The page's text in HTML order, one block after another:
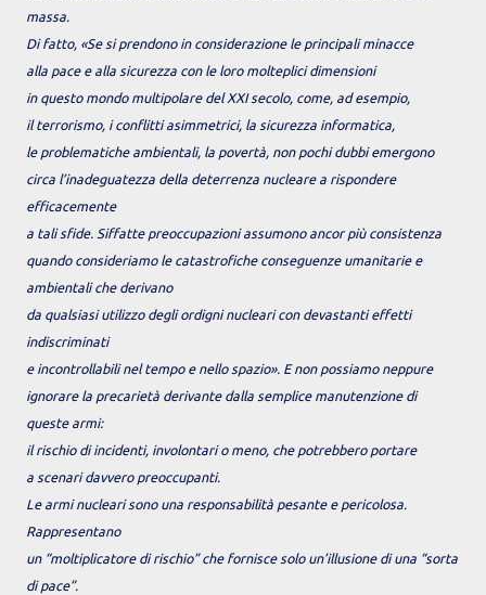
massa.
Di fatto, «Se si prendono in considerazione le principali minacce
alla pace e alla sicurezza con le loro molteplici dimensioni
in questo mondo multipolare del XXI secolo, come, ad esempio,
il terrorismo, i conflitti asimmetrici, la sicurezza informatica,
le problematiche ambientali, la povertà, non pochi dubbi emergono
circa l’inadeguatezza della deterrenza nucleare a rispondere
efficacemente
a tali sfide. Siffatte preoccupazioni assumono ancor più consistenza
quando consideriamo le catastrofiche conseguenze umanitarie e
ambientali che derivano
da qualsiasi utilizzo degli ordigni nucleari con devastanti effetti
indiscriminati
e incontrollabili nel tempo e nello spazio». E non possiamo neppure
ignorare la precarietà derivante dalla semplice manutenzione di
queste armi:
il rischio di incidenti, involontari o meno, che potrebbero portare
a scenari davvero preoccupanti.
Le armi nucleari sono una responsabilità pesante e pericolosa.
Rappresentano
un “moltiplicatore di rischio” che fornisce solo un’illusione di una “sorta
di pace”.